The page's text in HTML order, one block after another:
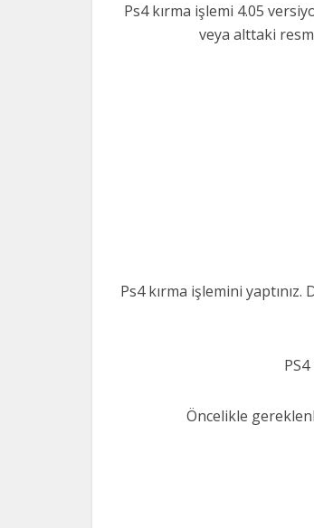
Ps4 kırma işlemi 4.05
veya alttaki
Ps4 kırma işlemini
Öncelikle